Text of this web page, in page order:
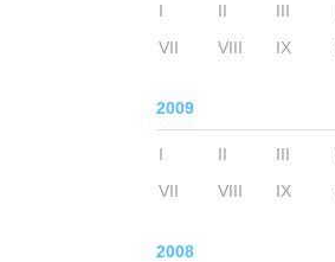
I II III
VII
VIII IX
2009
I II III
VII
VIII IX
2008